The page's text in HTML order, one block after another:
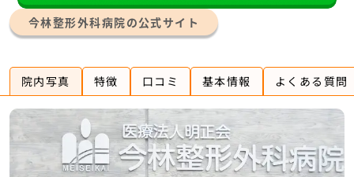
今林整形外科病院の公式サイト
院内写真 特徴 口コミ 基本情報 よくある質問